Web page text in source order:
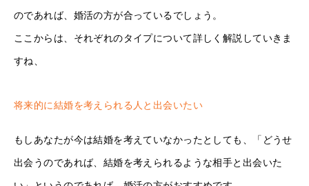
のであれば、婚活の方が合っているでしょう。
ここからは、それぞれのタイプについて詳しく解説していきま
すね、
将来的に結婚を考えられる人と出会いたい
もしあなたが今は結婚を考えていなかったとしても、「どうせ
出会うのであれば、結婚を考えられるような相手と出会いた